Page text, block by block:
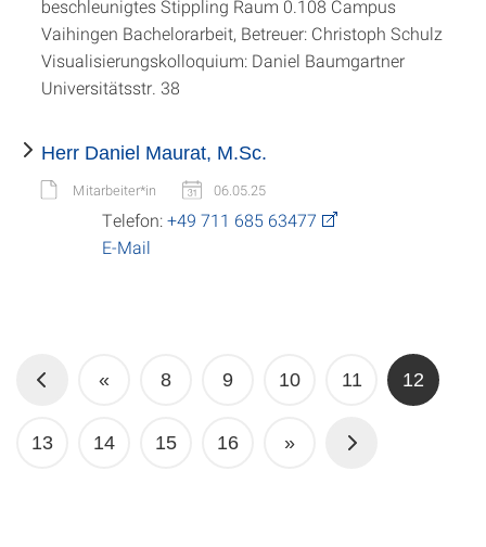
beschleunigtes Stippling Raum 0.108 Campus
Vaihingen Bachelorarbeit, Betreuer: Christoph Schulz
Visualisierungskolloquium: Daniel Baumgartner
Universitätsstr. 38
Herr Daniel Maurat, M.Sc.
Mitarbeiter*in 06.05.25
Telefon:+49 711 685 63477
E-Mail
« 8 9 10 11 12
13 14 15 16 »